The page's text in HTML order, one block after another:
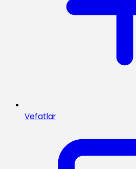
Vefatlar